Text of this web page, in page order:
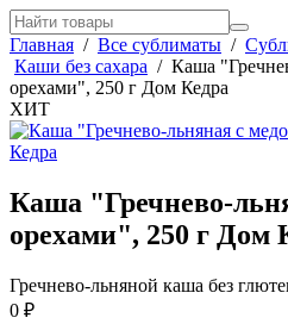
Главная / Все сублиматы /
Каши без сахара / Каша
орехами", 250 г Дом Кедра
ХИТ
Каша "Гречнево-
орехами", 250 г Дом
Гречнево-льняной каша без
0 ₽